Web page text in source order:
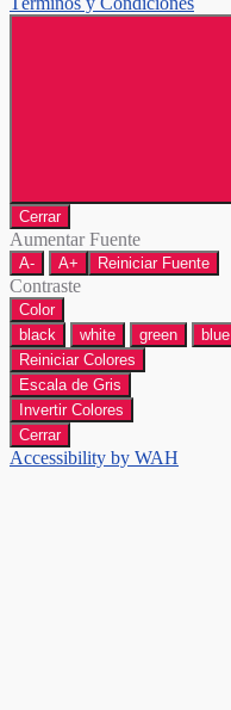
Cerrar
Aumentar Fuente
A- A+ Reiniciar Fuente
Contraste
Color
black
white green blue
Reiniciar Colores
Escala de Gris
Invertir Colores
Cerrar
Accessibility by WAH